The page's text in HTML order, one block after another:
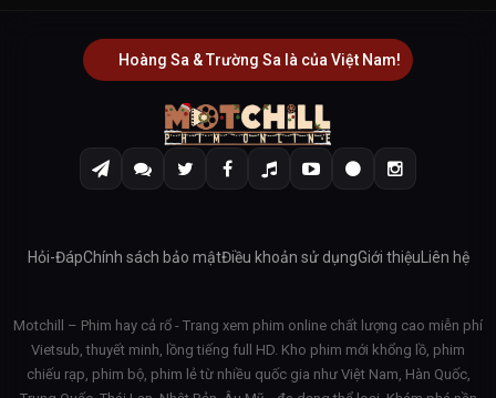
Hoàng Sa & Trường Sa là của Việt Nam!
Hỏi-ĐápChính sách bảo mậtĐiều khoản sử dụngGiới thiệu Liên hệ
Motchill – Phim hay cả rổ - Trang xem phim online chất lượng cao miễn phí
Vietsub, thuyết minh, lồng tiếng full HD. Kho phim mới khổng lồ, phim
chiếu rạp, phim bộ, phim lẻ từ nhiều quốc gia như Việt Nam, Hàn Quốc,